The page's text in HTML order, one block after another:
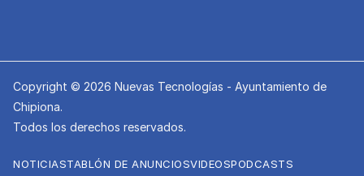
Copyright © 2026 Nuevas Tecnologías - Ayuntamiento de
Chipiona.
Todos los derechos reservados.
NOTICIASTABLÓN DE ANUNCIOSVIDEOSPODCASTS